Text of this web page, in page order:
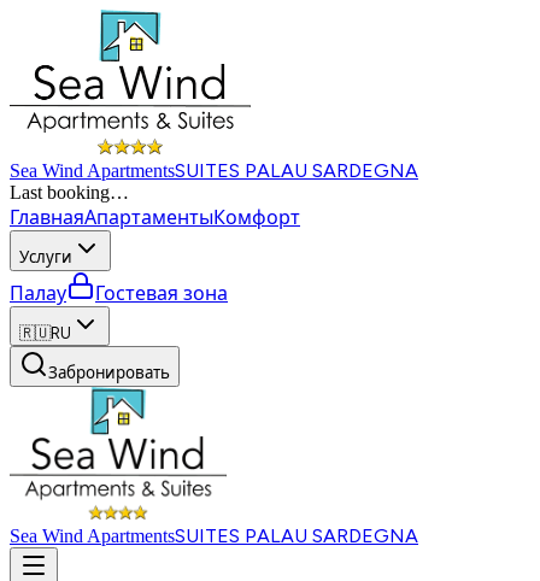
Sea Wind ApartmentsSUITES PALAU SARDEGNA
Last booking…
ГлавнаяАпартаментыКомфорт
Услуги
Палау Гостевая зона
🇷🇺RU
Забронировать
Sea Wind ApartmentsSUITES PALAU SARDEGNA